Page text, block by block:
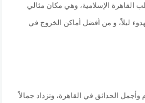
القاهرة الإسلامية، وهي مكان مثالي
ليلاً، و من أفضل أماكن الخروج في
وأجمل الحدائق في القاهرة، وتزداد جمالاً